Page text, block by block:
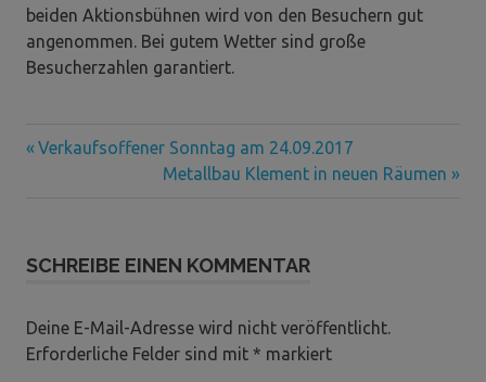
beiden Aktionsbühnen wird von den Besuchern gut
angenommen. Bei gutem Wetter sind große
Besucherzahlen garantiert.
Beitragsnavigation
Vorheriger
Verkaufsoffener Sonntag am 24.09.2017
Nächster
Metallbau Klement in neuen Räumen
SCHREIBE EINEN KOMMENTAR
Deine E-Mail-Adresse wird nicht veröffentlicht.
Erforderliche Felder sind mit * markiert